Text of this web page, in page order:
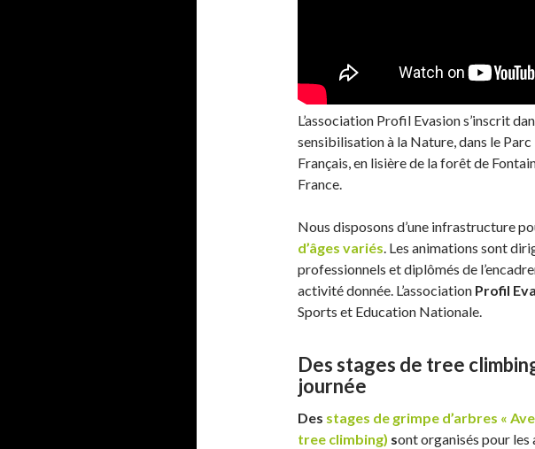
L’association Profil Evasion s’inscrit
sensibilisation à la Nature, dans le
Français, en lisière de la forêt de
France.
Nous disposons d’une infrastructure
d’âges variés. Les animations sont
professionnels et diplômés de
activité donnée. L’association Profil
Sports et Education Nationale.
Des stages de tree
journée
Des stages de grimpe d’arbres «
tree climbing) sont organisés pour les